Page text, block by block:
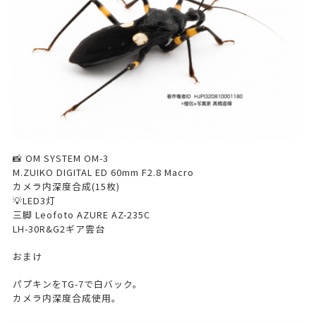
📸 OM SYSTEM OM-3
M.ZUIKO DIGITAL ED 60mm F2.8 Macro
カメラ内深度合成(15枚)
💡LED3灯
三脚 Leofoto AZURE AZ-235C
LH-30R&G2ギア雲台
おまけ
パプキンをTG-7で白バック。
カメラ内深度合成使用。